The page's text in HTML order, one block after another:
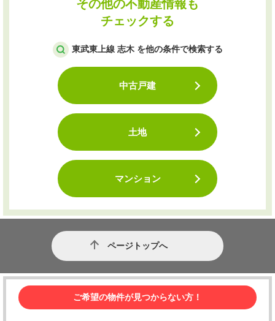
その他の不動産情報も
チェックする
東武東上線 志木 を他の条件で検索する
中古戸建
土地
マンション
ページトップへ
ご希望の物件が見つからない方！